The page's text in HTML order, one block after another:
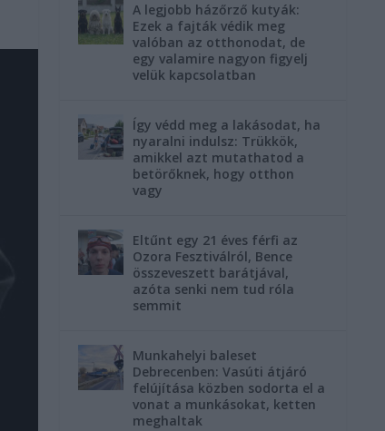
A legjobb házőrző kutyák:
Ezek a fajták védik meg
valóban az otthonodat, de
egy valamire nagyon figyelj
velük kapcsolatban
Így védd meg a lakásodat, ha
nyaralni indulsz: Trükkök,
amikkel azt mutathatod a
betörőknek, hogy otthon
vagy
Eltűnt egy 21 éves férfi az
Ozora Fesztiválról, Bence
összeveszett barátjával,
azóta senki nem tud róla
semmit
Munkahelyi baleset
Debrecenben: Vasúti átjáró
felújítása közben sodorta el a
vonat a munkásokat, ketten
meghaltak